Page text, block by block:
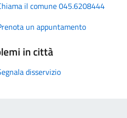
il comune 045.6208444
un appuntamento
in città
disservizio